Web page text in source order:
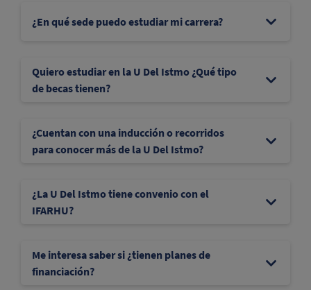
¿En qué sede puedo estudiar mi carrera?
Quiero estudiar en la U Del Istmo ¿Qué tipo
de becas tienen?
¿Cuentan con una inducción o recorridos
para conocer más de la U Del Istmo?
¿La U Del Istmo tiene convenio con el
IFARHU?
Me interesa saber si ¿tienen planes de
financiación?